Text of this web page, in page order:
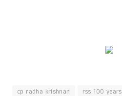
cp radha krishnan rss 100 years